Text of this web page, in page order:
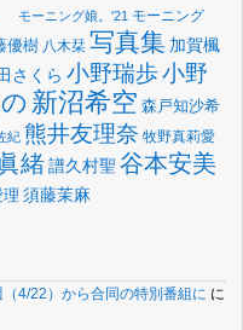
モーニング娘。'21 モーニング
優樹 八木栞 写真集 加賀楓
さくら 小野瑞歩小野
新沼希空 森戸知沙希
紀 熊井友理奈 牧野真莉愛
緒譜久村聖 谷本安美
須藤茉麻
4/22）から合同の特別番組に に